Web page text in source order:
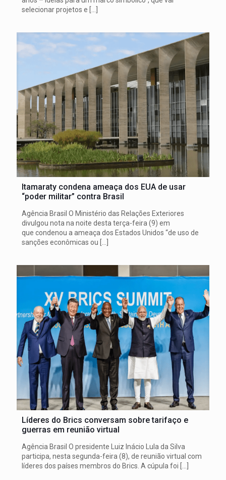
selecionar projetos e
Itamaraty condena ameaça dos EUA de usar
“poder militar” contra Brasil
Agência Brasil O Ministério das Relações Exteriores
divulgou nota na noite desta terça-feira (9) em
que condenou a ameaça dos Estados Unidos “de uso de
sanções econômicas ou […]
Líderes do Brics conversam sobre tarifaço e
guerras em reunião virtual
Agência Brasil O presidente Luiz Inácio Lula da Silva
participa, nesta segunda-feira (8), de reunião virtual com
líderes dos países membros do Brics. A cúpula foi